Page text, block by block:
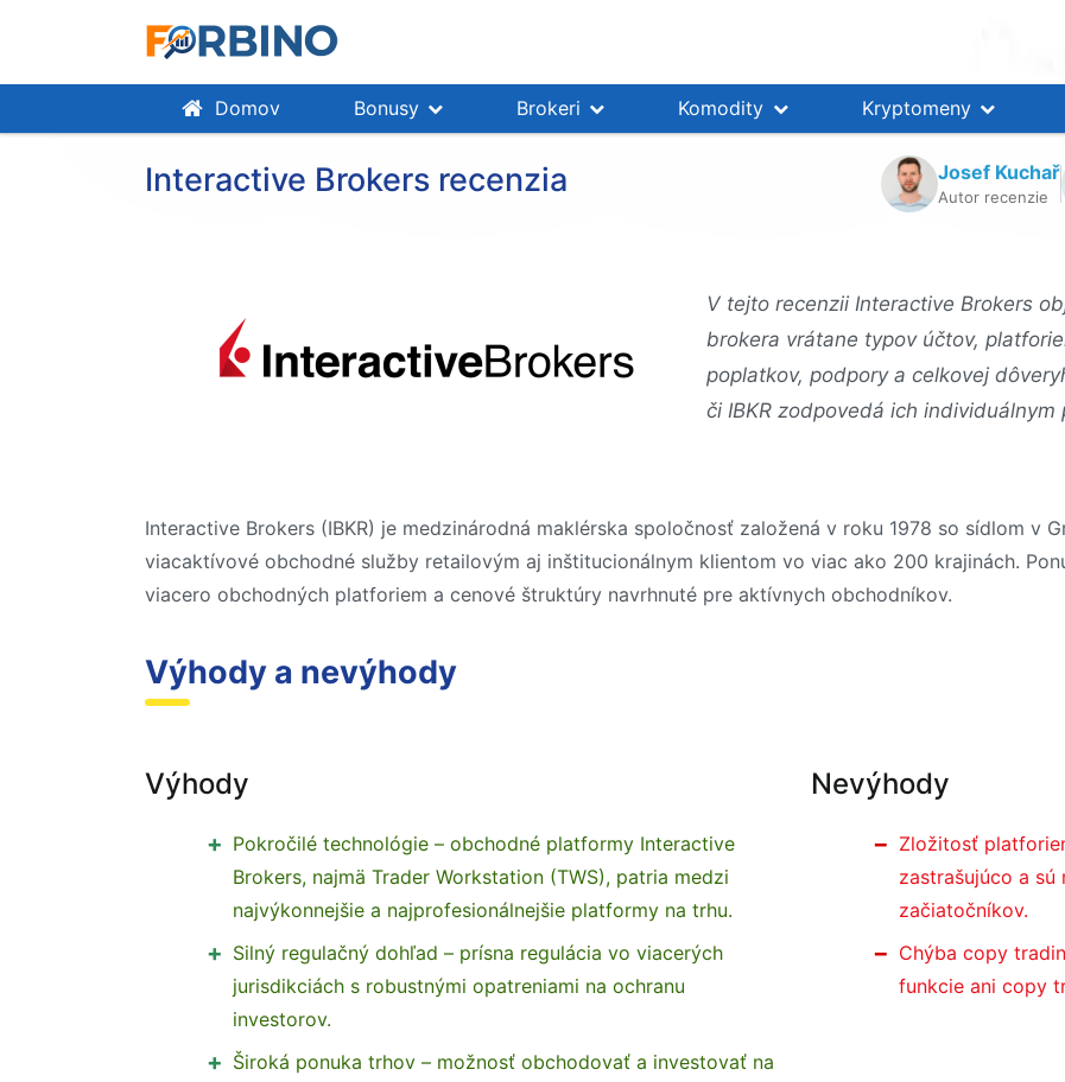
Domov Bonusy Brokeri Komodity Kryptomeny
Interactive Brokers recenzia Josef Kuchař
Autor recenzie
V tejto recenzii Interactive Brokers
brokera vrátane typov účtov,
poplatkov, podpory a celkovej
či IBKR zodpovedá ich individuálnym
Interactive Brokers (IBKR) je medzinárodná maklérska spoločnosť založená v roku 1978 so sídlom v
viacaktívové obchodné služby retailovým aj inštitucionálnym klientom vo viac ako 200 krajinách.
viacero obchodných platforiem a cenové štruktúry navrhnuté pre aktívnych obchodníkov.
Výhody a nevýhody
Výhody
Pokročilé technológie – obchodné platformy Interactive
Brokers, najmä Trader Workstation (TWS), patria medzi
najvýkonnejšie a najprofesionálnejšie platformy na trhu.
Silný regulačný dohľad – prísna regulácia vo viacerých
jurisdikciách s robustnými opatreniami na ochranu
investorov.
Široká ponuka trhov – možnosť obchodovať a investovať na
Nevýhody
Zložitosť
zastrašujúco a
začiatočníkov.
Chýba copy
funkcie ani copy